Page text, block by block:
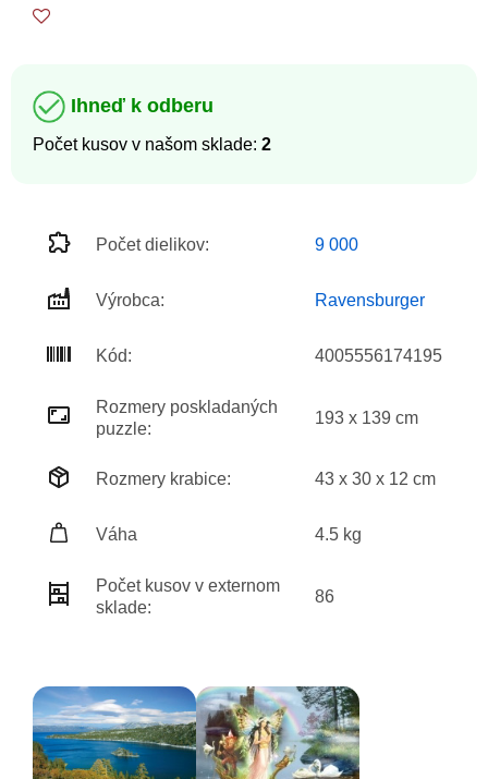
Ihneď k odberu
Počet kusov v našom sklade: 2
Počet dielikov: 9 000
Výrobca: Ravensburger
Kód: 4005556174195
Rozmery poskladaných
puzzle:
193 x 139 cm
Rozmery krabice: 43 x 30 x 12 cm
Váha 4.5 kg
Počet kusov v externom
sklade:
86